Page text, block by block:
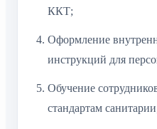
ККТ;
Оформление
инструкций для
Обучение
стандартам